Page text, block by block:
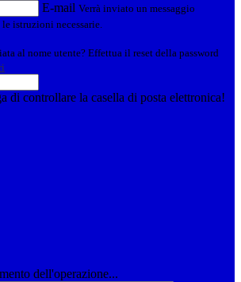
E-mail Verrà inviato un messaggio
istruzioni necessarie.
al nome utente? Effettua il reset della password
di controllare la casella di posta elettronica!
dell'operazione...